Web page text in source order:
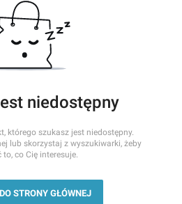
niedostępny
którego szukasz jest niedostępny.
lub skorzystaj z wyszukiwarki, żeby
to, co Cię interesuje.
STRONY GŁÓWNEJ